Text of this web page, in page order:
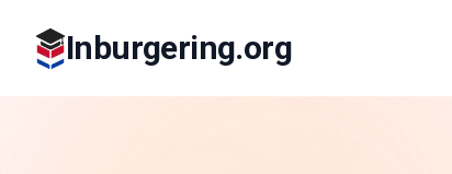
Inburgering.org